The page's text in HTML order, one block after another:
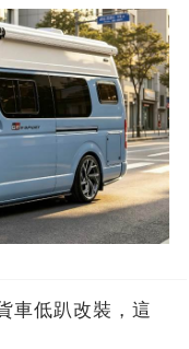
車低趴改裝，這